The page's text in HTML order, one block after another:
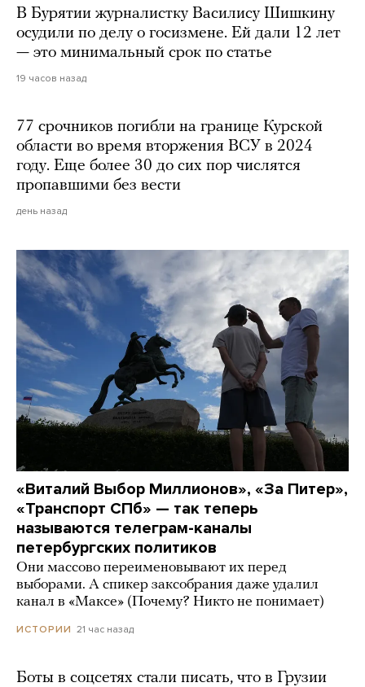
В Бурятии журналистку Василису Шишкину
осудили по делу о госизмене. Ей дали 12 лет
— это минимальный срок по статье
19 часов назад
77 срочников погибли на границе Курской
области во время вторжения ВСУ в 2024
году. Еще более 30 до сих пор числятся
пропавшими без вести
день назад
«Виталий Выбор Миллионов», «За Питер»,
«Транспорт СПб» — так теперь
называются телеграм-каналы
петербургских политиков
Они массово переименовывают их перед
выборами. А спикер заксобрания даже удалил
канал в «Максе» (Почему? Никто не понимает)
ИСТОРИИ 21 час назад
Боты в соцсетях стали писать, что в Грузии